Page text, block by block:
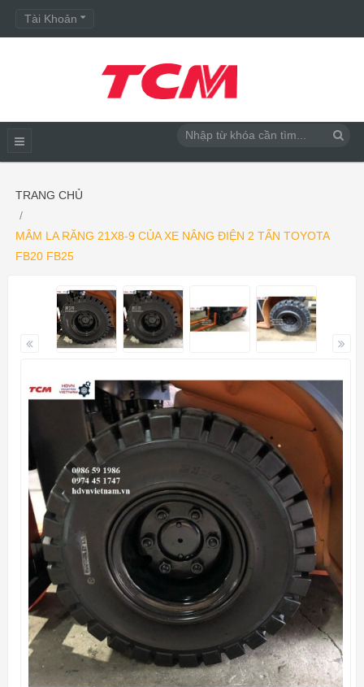
Tài Khoản
TRANG CHỦ
MÂM LA RĂNG 21X8-9 CỦA XE NÂNG ĐIỆN 2 TẤN TOYOTA
FB20 FB25